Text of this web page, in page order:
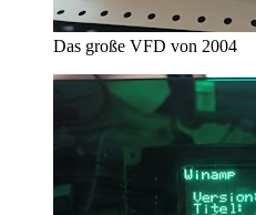
Das große VFD von 2004